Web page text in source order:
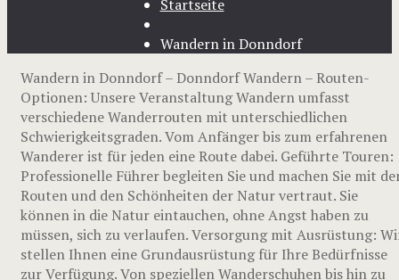
Startseite
Wandern in Donndorf
Wandern in Donndorf – Donndorf Wandern – Routen-
Optionen: Unsere Veranstaltung Wandern umfasst
verschiedene Wanderrouten mit unterschiedlichen
Schwierigkeitsgraden. Vom Anfänger bis zum erfahrenen
Wanderer ist für jeden eine Route dabei. Geführte Touren:
Professionelle Führer begleiten Sie und machen Sie mit
Routen und den Schönheiten der Natur vertraut. Sie
können in die Natur eintauchen, ohne Angst haben zu
müssen, sich zu verlaufen. Versorgung mit Ausrüstung:
stellen Ihnen eine Grundausrüstung für Ihre Bedürfnisse
zur Verfügung. Von speziellen Wanderschuhen bis hin zu